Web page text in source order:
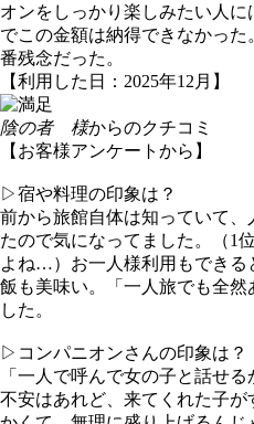
オンをしっかり楽しみたい人
でこの金額は納得できなかっ
番残念だった。
【利用した日：2025年12月】
陰の者 様からのクチコミ
【お客様アンケートから】
▷宿や料理の印象は？
前から旅館自体は知っていて
たので気になってました。（1
よね…）お一人様利用もできる
飯も美味い。「一人旅でも全
した。
▷コンパニオンさんの印象は？
「一人で呼んで女の子と話せ
不安はあれど、来てくれた子